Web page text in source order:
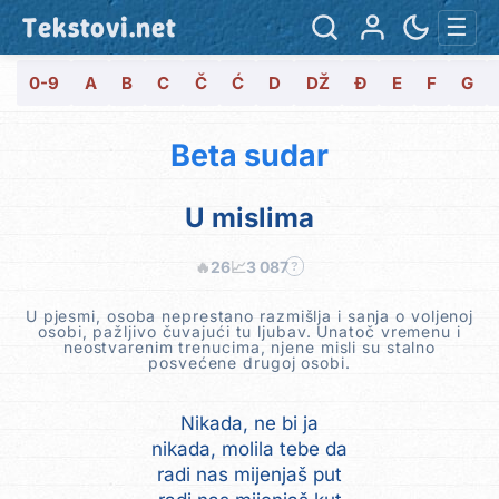
Tekstovi.net ☰
0-9 A B C Č Ć D DŽ Đ E F G
Beta sudar
U mislima
🔥26📈3 087 ?
U pjesmi, osoba neprestano razmišlja i sanja o voljenoj
osobi, pažljivo čuvajući tu ljubav. Unatoč vremenu i
neostvarenim trenucima, njene misli su stalno
posvećene drugoj osobi.
Nikada, ne bi ja
nikada, molila tebe da
radi nas mijenjaš put